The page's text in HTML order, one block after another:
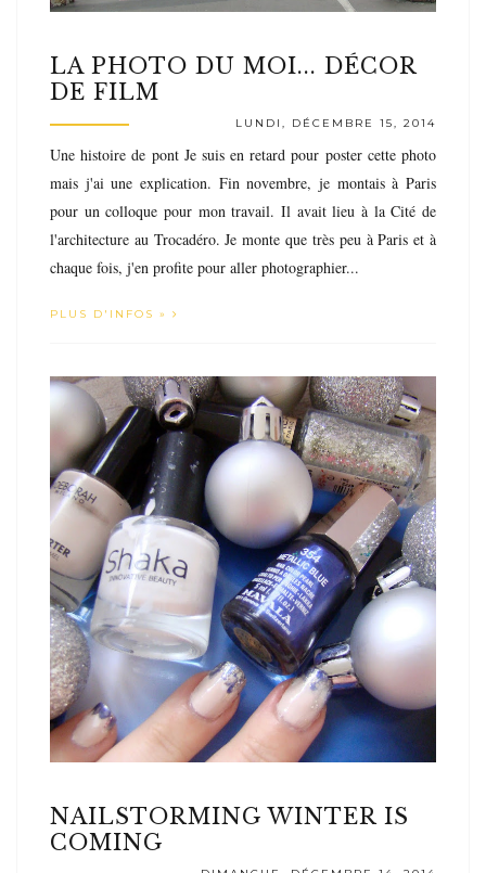
LA PHOTO DU MOI... DÉCOR
DE FILM
LUNDI, DÉCEMBRE 15, 2014
Une histoire de pont Je suis en retard pour poster cette photo
mais j'ai une explication. Fin novembre, je montais à Paris
pour un colloque pour mon travail. Il avait lieu à la Cité de
l'architecture au Trocadéro. Je monte que très peu à Paris et à
chaque fois, j'en profite pour aller photographier...
PLUS D'INFOS »
NAILSTORMING WINTER IS
COMING